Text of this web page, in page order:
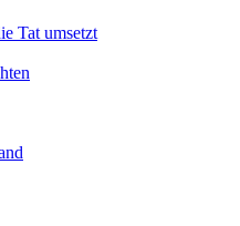
Tat umsetzt